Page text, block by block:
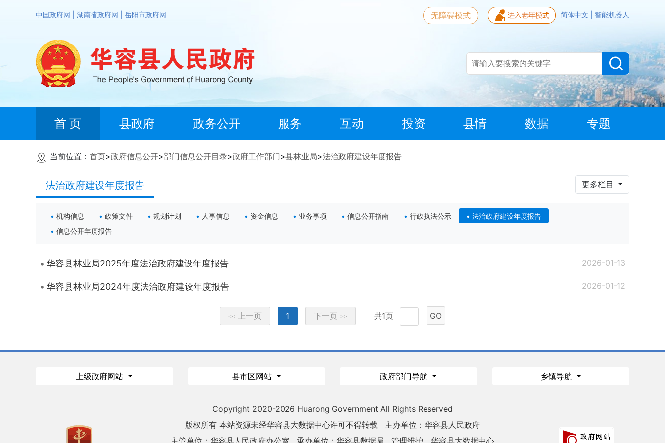
中国政府网 湖南省政府网 岳阳市政府网 简体中文 智能机器人
无障碍模式
首 页 县政府 政务公开 服务 互动 投资 县情 数据 专题
当前位置： 首页>政府信息公开>部门信息公开目录>政府工作部门>县林业局>法治政府建设年度报告
法治政府建设年度报告 更多栏目
机构信息 政策文件 规划计划 人事信息 资金信息 业务事项 信息公开指南 行政执法公示
法治政府建设年度报告
信息公开年度报告
华容县林业局2025年度法治政府建设年度报告 2026-01-13
华容县林业局2024年度法治政府建设年度报告 2026-01-12
<< 上一页 1 下一页 >> 共1页 GO
上级政府网站 县市区网站 政府部门导航 乡镇导航
Copyright 2020-2026 Huarong Government All Rights Reserved
版权所有 本站资源未经华容县大数据中心许可不得转载
主办单位：华容县人民政府
主管单位：华容县人民政府办公室
承办单位：华容县数据局 管理维护：华容县大数据中心